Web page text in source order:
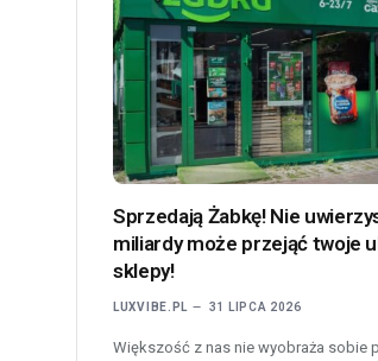
Sprzedają Żabkę! Nie
miliardy może przejąć twoje
sklepy!
LUXVIBE.PL 31 LIPCA 2026
Większość z nas nie wyobraża sobie